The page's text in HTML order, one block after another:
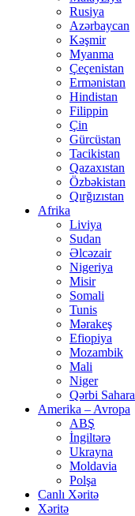
Rusiya
Azərbaycan
Kəşmir
Myanma
Çeçenistan
Ermənistan
Hindistan
Filippin
Çin
Gürcüstan
Tacikistan
Qazaxıstan
Özbəkistan
Qırğızıstan
Afrika
Liviya
Sudan
Əlcəzair
Nigeriya
Misir
Somali
Tunis
Mərakeş
Efiopiya
Mozambik
Mali
Niger
Qərbi Sahara
Amerika – Avropa
ABŞ
İngiltərə
Ukrayna
Moldavia
Polşa
Canlı Xəritə
Xəritə